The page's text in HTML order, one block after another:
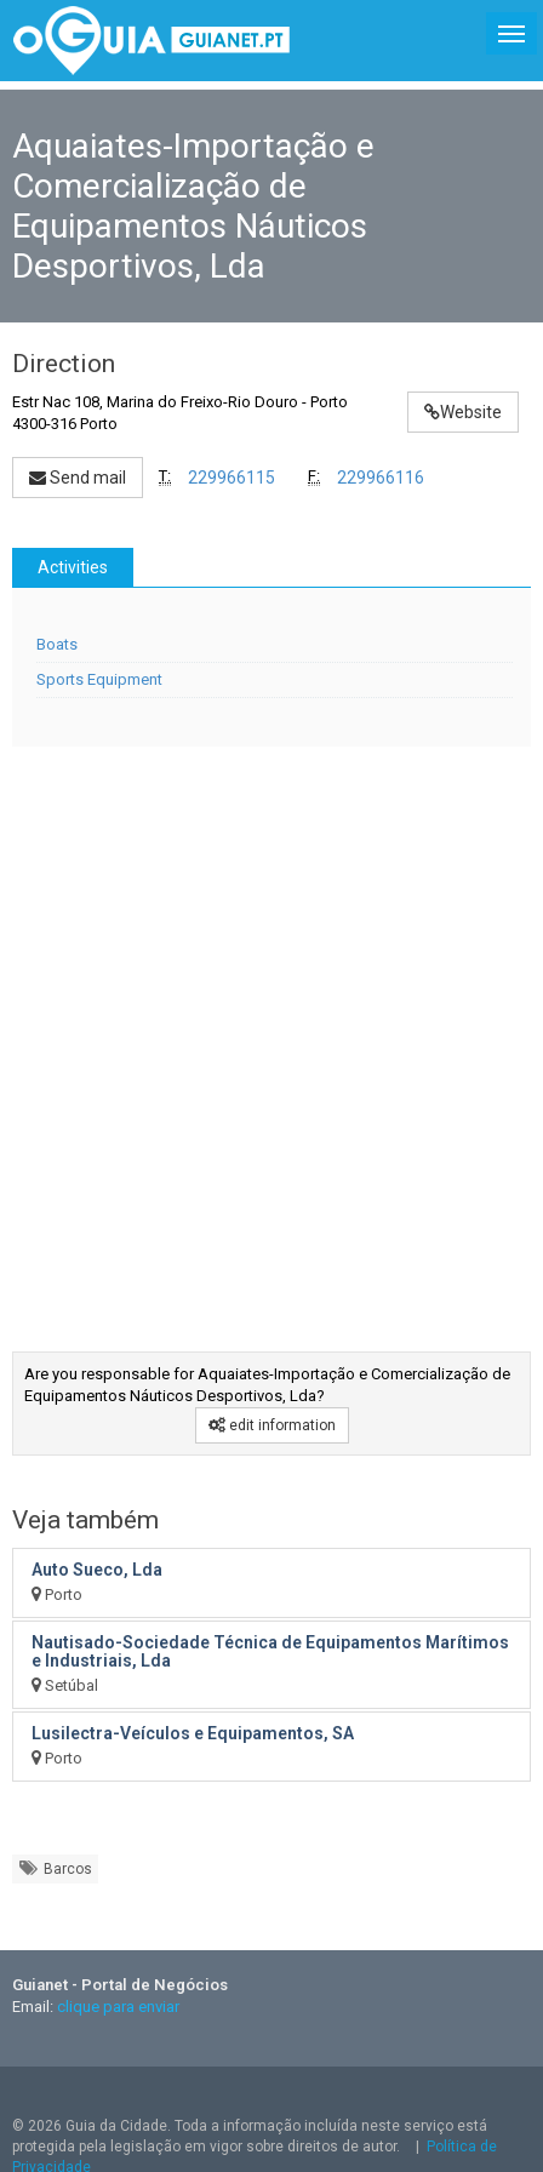
Aquaiates-Importação e
Comercialização de
Equipamentos Náuticos
Desportivos, Lda
Direction
Website
Estr Nac 108, Marina do Freixo-Rio Douro - Porto
4300-316 Porto
Send mail T: 229966115 F: 229966116
Activities
Boats
Sports Equipment
Are you responsable for Aquaiates-Importação e Comercialização de
Equipamentos Náuticos Desportivos, Lda?
edit information
Veja também
Auto Sueco, Lda
Porto
Nautisado-Sociedade Técnica de Equipamentos Marítimos
e Industriais, Lda
Setúbal
Lusilectra-Veículos e Equipamentos, SA
Porto
Barcos
Guianet - Portal de Negócios
Email: clique para enviar
© 2026 Guia da Cidade. Toda a informação incluída neste serviço está
protegida pela legislação em vigor sobre direitos de autor.
Política de
Privacidade